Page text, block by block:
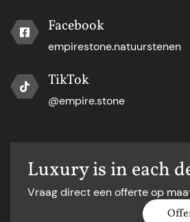
Facebook
empirestone.natuurstenen
TikTok
@empire.stone
Luxury is in each
Vraag direct een offerte op